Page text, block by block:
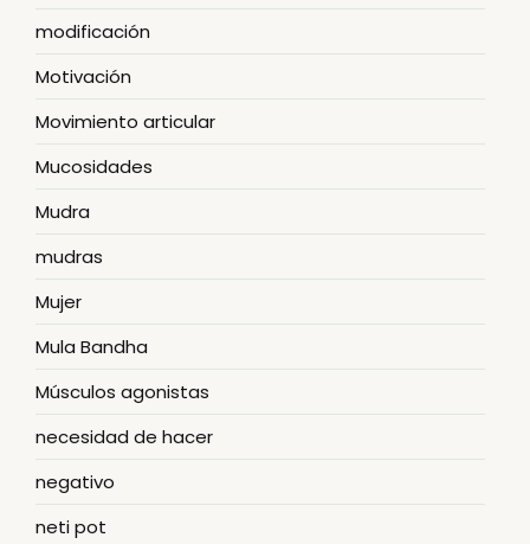
modificación
Motivación
Movimiento articular
Mucosidades
Mudra
mudras
Mujer
Mula Bandha
Músculos agonistas
necesidad de hacer
negativo
neti pot